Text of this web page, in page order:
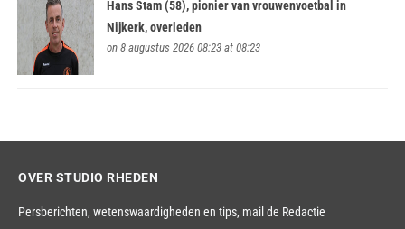
Hans Stam (58), pionier van vrouwenvoetbal in
Nijkerk, overleden
on 8 augustus 2026 08:23 at 08:23
OVER STUDIO RHEDEN
Persberichten, wetenswaardigheden en tips, mail de Redactie